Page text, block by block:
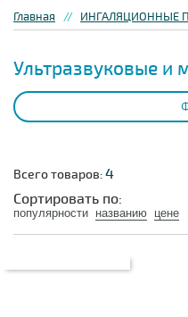
Главная ИНГАЛЯЦИОННЫЕ
Ультразвуковые и
Всего товаров:4
Сортировать по:
популярности названию цене